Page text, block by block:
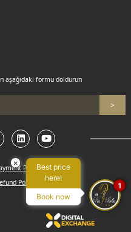
aşağıdaki formu doldurun
Policy
Policy
×
Best price
here!
Book now
1